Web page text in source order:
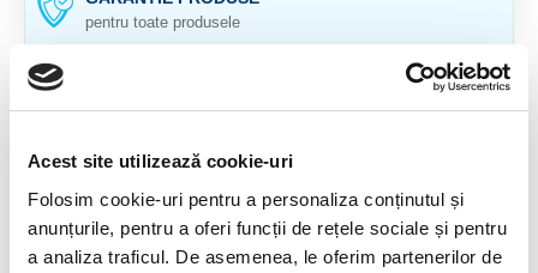
Acest site utilizează cookie-uri
Folosim cookie-uri pentru a personaliza conținutul și
anunțurile, pentru a oferi funcții de rețele sociale și pentru
a analiza traficul. De asemenea, le oferim partenerilor de
pentru toate produsele
DESCRIERE PRODUS
Octaedru natural
Cristal natural 100%, neșlefuit
Origine: China